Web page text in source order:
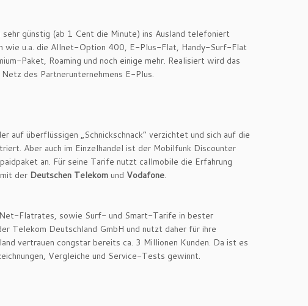
günstig (ab 1 Cent die Minute) ins Ausland telefoniert
wie u.a. die Allnet-Option 400, E-Plus-Flat, Handy-Surf-Flat
Paket, Roaming und noch einige mehr. Realisiert wird das
des Partnerunternehmens E-Plus.
auf überflüssigen „Schnickschnack“ verzichtet und sich auf die
Aber auch im Einzelhandel ist der Mobilfunk Discounter
an. Für seine Tarife nutzt callmobile die Erfahrung
der Deutschen Telekom und Vodafone.
Flatrates, sowie Surf- und Smart-Tarife in bester
Telekom Deutschland GmbH und nutzt daher für ihre
vertrauen congstar bereits ca. 3 Millionen Kunden. Da ist es
Vergleiche und Service-Tests gewinnt.